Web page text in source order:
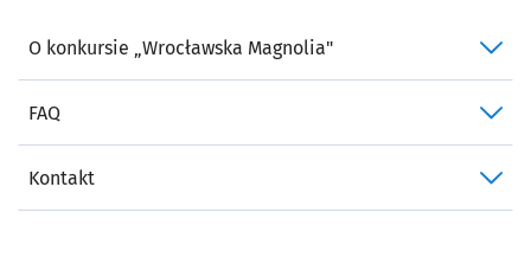
O konkursie „Wrocławska Magnolia"
FAQ
Kontakt